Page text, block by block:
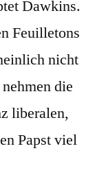
Dawkins.
Feuilletons
nicht
die
liberalen,
Papst viel